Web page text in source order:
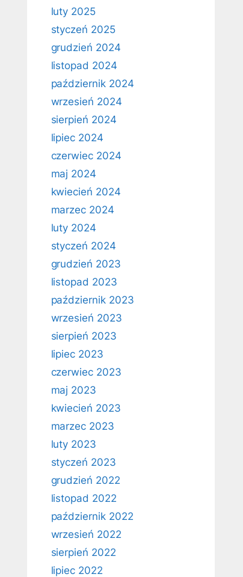
luty 2025
styczeń 2025
grudzień 2024
listopad 2024
październik 2024
wrzesień 2024
sierpień 2024
lipiec 2024
czerwiec 2024
maj 2024
kwiecień 2024
marzec 2024
luty 2024
styczeń 2024
grudzień 2023
listopad 2023
październik 2023
wrzesień 2023
sierpień 2023
lipiec 2023
czerwiec 2023
maj 2023
kwiecień 2023
marzec 2023
luty 2023
styczeń 2023
grudzień 2022
listopad 2022
październik 2022
wrzesień 2022
sierpień 2022
lipiec 2022